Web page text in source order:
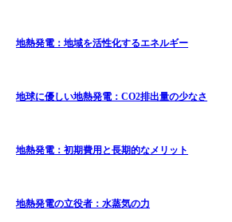
地熱発電：地域を活性化するエネルギー
地球に優しい地熱発電：CO2排出量の少なさ
地熱発電：初期費用と長期的なメリット
地熱発電の立役者：水蒸気の力